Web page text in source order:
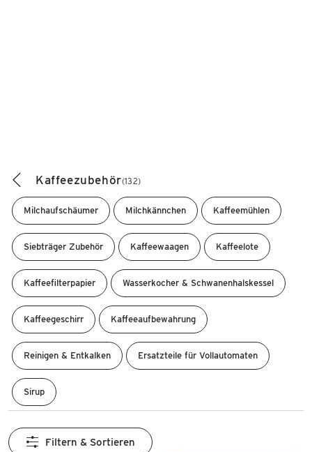
Kaffeezubehör(132)
Milchaufschäumer Milchkännchen Kaffeemühlen
Siebträger Zubehör Kaffeewaagen Kaffeelote
Kaffeefilterpapier Wasserkocher & Schwanenhalskessel
Kaffeegeschirr Kaffeeaufbewahrung
Reinigen & Entkalken Ersatzteile für Vollautomaten
Sirup
Filtern & Sortieren